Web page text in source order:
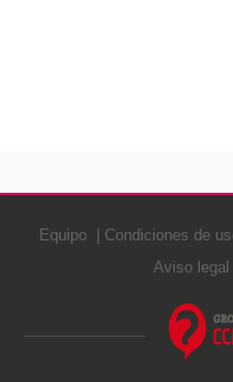
Equipo Condiciones de
Aviso legal